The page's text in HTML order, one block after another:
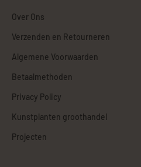
Over Ons
Verzenden en Retourneren
Algemene Voorwaarden
Betaalmethoden
Privacy Policy
Kunstplanten groothandel
Projecten